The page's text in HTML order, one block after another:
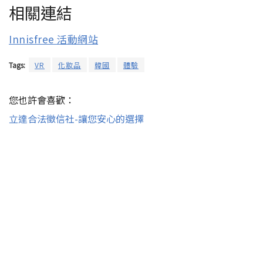
相關連結
Innisfree 活動網站
Tags: VR 化妝品 韓國 體驗
您也許會喜歡：
立達合法徵信社-讓您安心的選擇